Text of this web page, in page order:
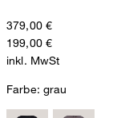
379,00 €
199,00 €
inkl. MwSt
Farbe: grau